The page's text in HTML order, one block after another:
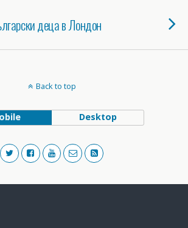
деца в Лондон
Back to top
Desktop